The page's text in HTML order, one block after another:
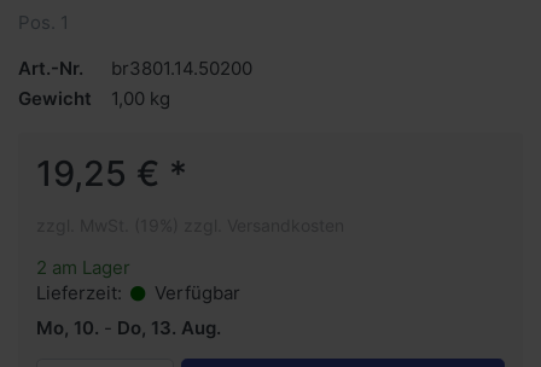
Pos. 1
Art.-Nr.
br3801.14.50200
Gewicht
1,00 kg
19,25 € *
2 am Lager
Lieferzeit:
Verfügbar
Mo, 10. - Do, 13. Aug.